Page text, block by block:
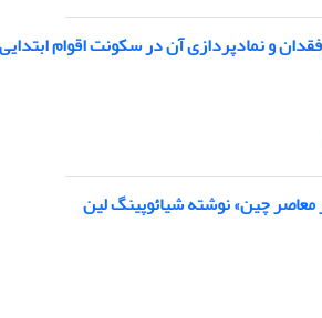
و نمادپردازی آن در سکونت اقوام ابتدایی
معاصر چین» نوشته شیائوپینگ لین